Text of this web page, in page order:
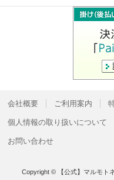
会社概要 ご利用案内
個人情報の取り扱いについて
お問い合わせ
Copyright © 【公式】マルモト